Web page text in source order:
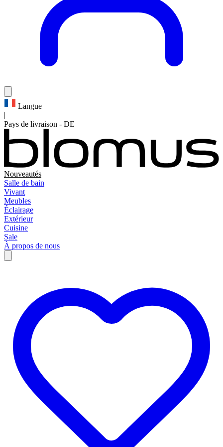
Langue
|
Pays de livraison - DE
Nouveautés
Salle de bain
Vivant
Meubles
Éclairage
Extérieur
Cuisine
Sale
À propos de nous